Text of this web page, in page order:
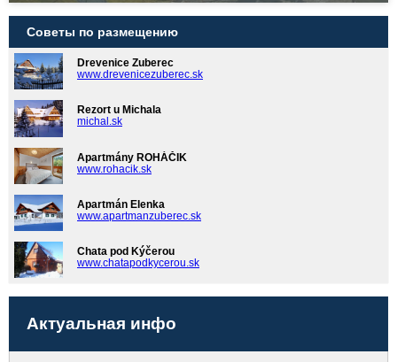
Советы по размещению
Drevenice Zuberec
www.drevenicezuberec.sk
Rezort u Michala
michal.sk
Apartmány ROHÁČIK
www.rohacik.sk
Apartmán Elenka
www.apartmanzuberec.sk
Chata pod Kýčerou
www.chatapodkycerou.sk
Актуальная инфо